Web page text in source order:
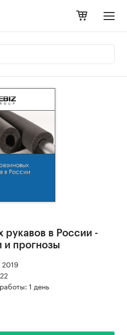
рукавов в России -
и прогнозы
1 день